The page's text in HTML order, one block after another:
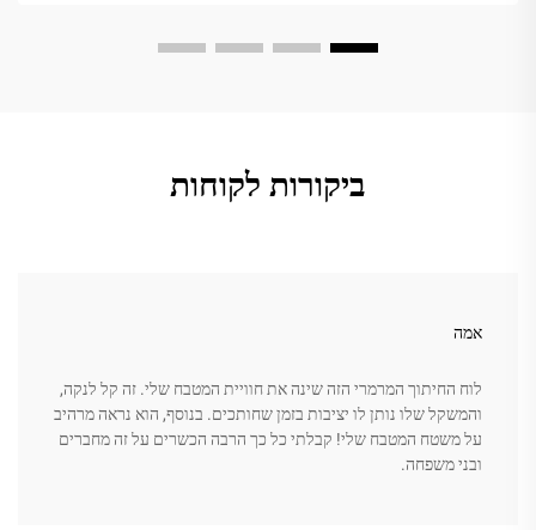
ביקורות לקוחות
אמה
לוח החיתוך המרמרי הזה שינה את חוויית המטבח שלי. זה קל לנקה,
והמשקל שלו נותן לו יציבות בזמן שחותכים. בנוסף, הוא נראה מרהיב
על משטח המטבח שלי! קבלתי כל כך הרבה הכשרים על זה מחברים
ובני משפחה.